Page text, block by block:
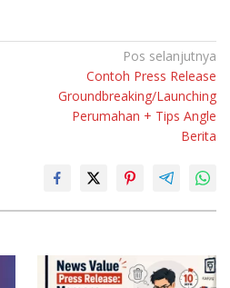
Pos selanjutnya
Contoh Press Release
Groundbreaking/Launching
Perumahan + Tips Angle
Berita